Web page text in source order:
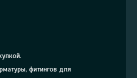
фитингов для